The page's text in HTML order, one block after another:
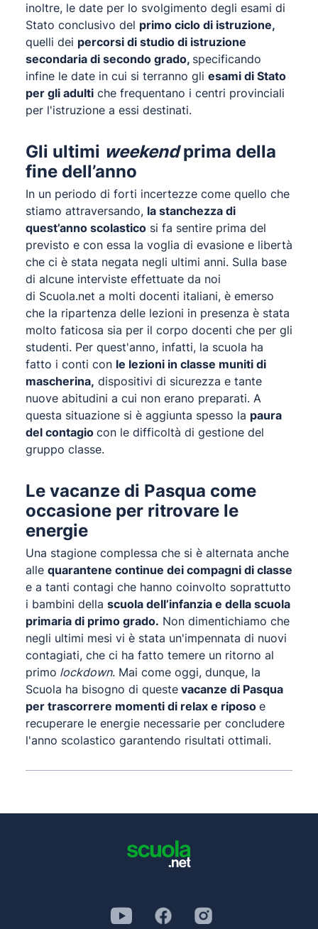
inoltre, le date per lo svolgimento degli esami di
Stato conclusivo del primo ciclo di istruzione,
quelli dei percorsi di studio di istruzione
secondaria di secondo grado, specificando
infine le date in cui si terranno gli esami di Stato
per gli adulti che frequentano i centri provinciali
per l'istruzione a essi destinati.
Gli ultimi weekendprima della
fine dell’anno
In un periodo di forti incertezze come quello che
stiamo attraversando, la stanchezza di
quest’anno scolastico si fa sentire prima del
previsto e con essa la voglia di evasione e libertà
che ci è stata negata negli ultimi anni. Sulla base
di alcune interviste effettuate da noi
di Scuola.net a molti docenti italiani, è emerso
che la ripartenza delle lezioni in presenza è stata
molto faticosa sia per il corpo docenti che per gli
studenti. Per quest'anno, infatti, la scuola ha
fatto i conti con le lezioni in classe muniti di
mascherina, dispositivi di sicurezza e tante
nuove abitudini a cui non erano preparati. A
questa situazione si è aggiunta spesso la paura
del contagio con le difficoltà di gestione del
gruppo classe.
Le vacanze di Pasqua come
occasione per ritrovare le
energie
Una stagione complessa che si è alternata anche
alle quarantene continue dei compagni di classe
e a tanti contagi che hanno coinvolto soprattutto
i bambini della scuola dell’infanzia e della scuola
primaria di primo grado. Non dimentichiamo che
negli ultimi mesi vi è stata un'impennata di nuovi
contagiati, che ci ha fatto temere un ritorno al
primo lockdown. Mai come oggi, dunque, la
Scuola ha bisogno di queste vacanze di Pasqua
per trascorrere momenti di relax e riposo e
recuperare le energie necessarie per concludere
l'anno scolastico garantendo risultati ottimali.